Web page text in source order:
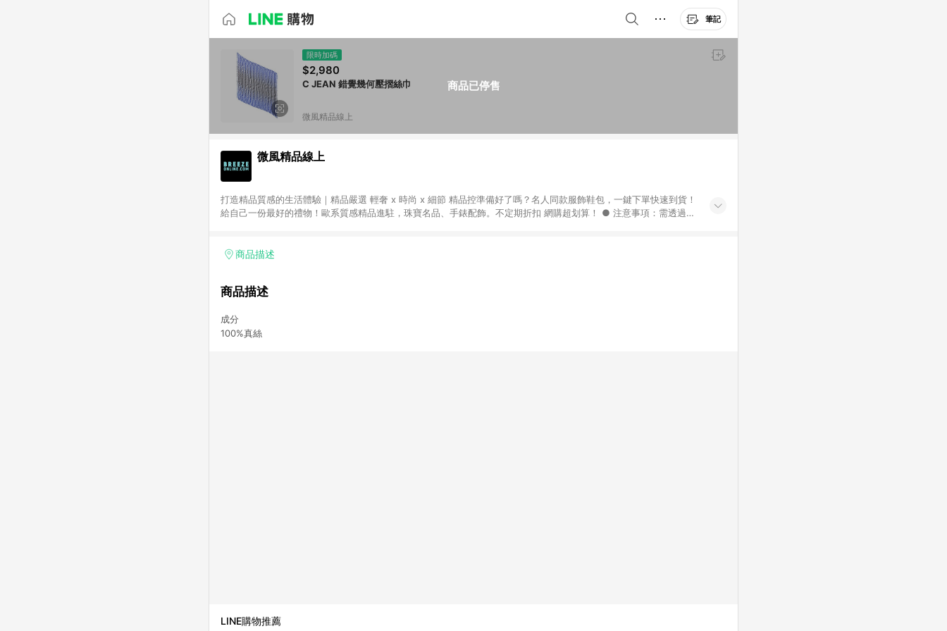
筆記
商品已停售
限時加碼
$2,980
C JEAN 錯覺幾何壓摺絲巾
微風精品線上
微風精品線上
打造精品質感的生活體驗｜精品嚴選 輕奢 x 時尚 x 細節 精品控準備好了嗎？名人同款服飾鞋包，一鍵下單快速到貨！
給自己一份最好的禮物！歐系質感精品進駐，珠寶名品、手錶配飾。不定期折扣 網購超划算！ ● 注意事項：需透過
其餘商品皆不享點數回饋。）
商品描述
商品描述
成分
100%真絲
LINE購物推薦